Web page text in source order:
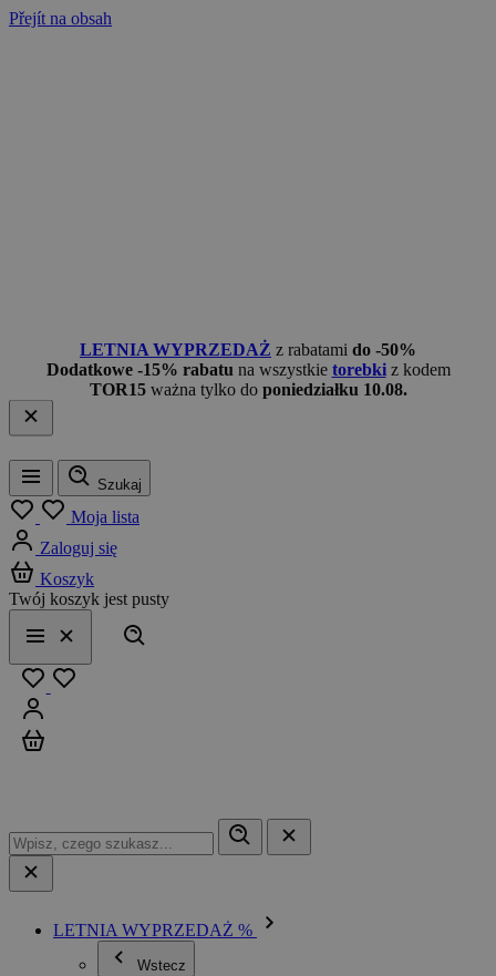
Přejít na obsah
LETNIA WYPRZEDAŻ z rabatami do -50%
Dodatkowe -15% rabatu na wszystkie torebkiz kodem
TOR15 ważna tylko do poniedziałku 10.08.
Menu
Szukaj
Moja lista
Zaloguj się
Koszyk
Twój koszyk jest pusty
Menu
Zamknij
LETNIA WYPRZEDAŻ %
Wstecz